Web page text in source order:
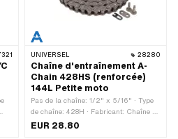
UNIVERSEL 28280
Chaîne d'entraînement A-
Chain 428HS (renforcée)
144L Petite moto
Pas de la chaîne: 1/2" x 5/16" · Type
de chaîne: 428H · Fabricant: Chaîne A
· Matériau: Acier · Surface: bruts ·
EUR 28.80